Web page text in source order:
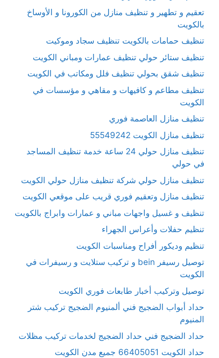
تعقيم و تطهير و تنظيف منازل من الكورونا و الأوساخ
بالكويت
تنظيف حمامات بالكويت تنظيف سجاد وموكيت
تنظيف ستائر حولي تنظيف عمارات ومباني الكويت
تنظيف شقق بحولي تنظيف فلل ومكاتب في الكويت
تنظيف مطاعم و كافيهات و مقاهي و مؤسسات في
الكويت
تنظيف منازل العاصمة فوري
تنظيف منازل الكويت 55549242
تنظيف منازل حولي 24 ساعة خدمة تنظيف المساجد
في حولي
تنظيف منازل حولي شركة تنظيف منازل حولي الكويت
تنظيف منازل وتعقيم فوري قريب على موقعي الكويت
تنظيف و غسيل واجهات مباني و عمارات وابراج بالكويت
تنظيم حفلات وأعراس الجهراء
تنظيم وديكور أفراح ومناسبات الكويت
توصيل رسيفر bein و تركيب ستلايت و رسيفرات في
الكويت
توصيل وتركيب أخبار طابعات فوري الكويت
حداد أبواب الضجيج فني ألمنيوم الضجيج تركيب شتر
المنيوم
حداد الضجيج فني حداد الضجيج لخدمات تركيب مظلات
حداد الكويت 66405051 جميع مدن الكويت